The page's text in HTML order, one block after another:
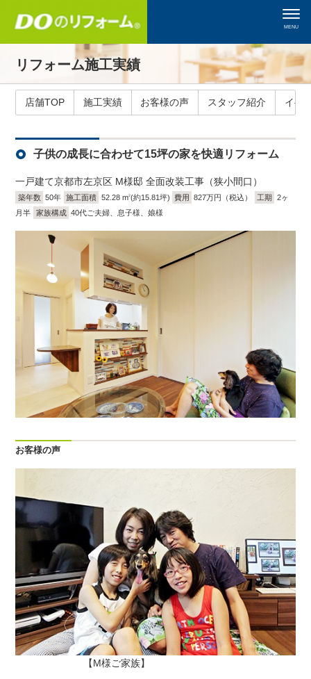
MENU
リフォーム施工実績
店舗TOP 施工実績 お客様の声 スタッフ紹介 イベ
子供の成長に合わせて15坪の家を快適リフォーム
一戸建て京都市左京区 M様邸 全面改装工事（狭小間口）
築年数 50年 施工面積 52.28 m2(約15.81坪) 費用 827万円（税込） 工期
2ヶ
月半
家族構成 40代ご夫婦、息子様、娘様
お客様の声
【M様ご家族】